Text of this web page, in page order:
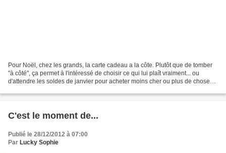
Pour Noël, chez les grands, la carte cadeau a la côte. Plutôt que de tomber
"à côté", ça permet à l'intéressé de choisir ce qui lui plaît vraiment... ou
d'attendre les soldes de janvier pour acheter moins cher ou plus de choses
C'est le moment de...
Publié le 28/12/2012 à 07:00
Par Lucky Sophie